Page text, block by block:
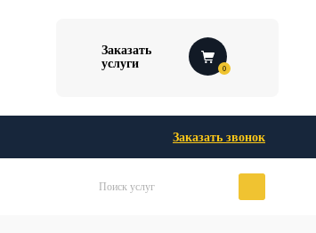
Заказать
услуги
0
Заказать звонок